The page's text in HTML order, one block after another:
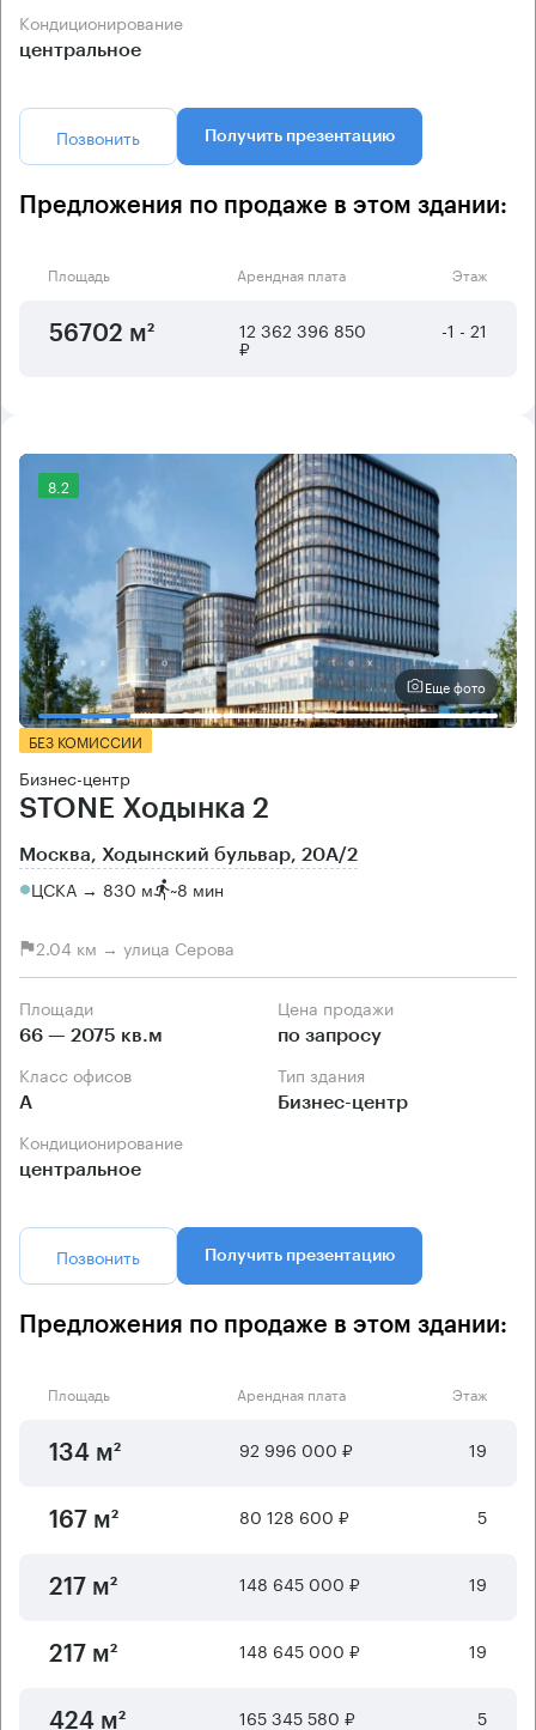
Кондиционирование
центральное
Позвонить Получить презентацию
Предложения по продаже в этом здании:
Площадь Арендная плата Этаж
56702 м² 12 362 396 850
₽
-1 - 21
8.2
Еще фото
БЕЗ КОМИССИИ
Бизнес-центр
STONE Ходынка 2
Москва, Ходынский бульвар, 20А/2
ЦСКА → 830 м ~8 мин
2.04 км → улица Серова
Площади
66 — 2075 кв.м
Цена продажи
по запросу
Класс офисов
А
Тип здания
Бизнес-центр
Кондиционирование
центральное
Позвонить Получить презентацию
Предложения по продаже в этом здании:
Площадь Арендная плата Этаж
134 м² 92 996 000 ₽ 19
167 м² 80 128 600 ₽ 5
217 м² 148 645 000 ₽ 19
217 м² 148 645 000 ₽ 19
424 м² 165 345 580 ₽ 5